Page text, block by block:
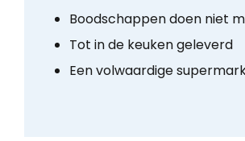
Boodschappen doen niet
Tot in de keuken geleverd
Een volwaardige